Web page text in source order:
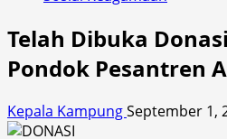
Telah Dibuka
Pondok Pesantren
Kepala KampungSeptember 1,